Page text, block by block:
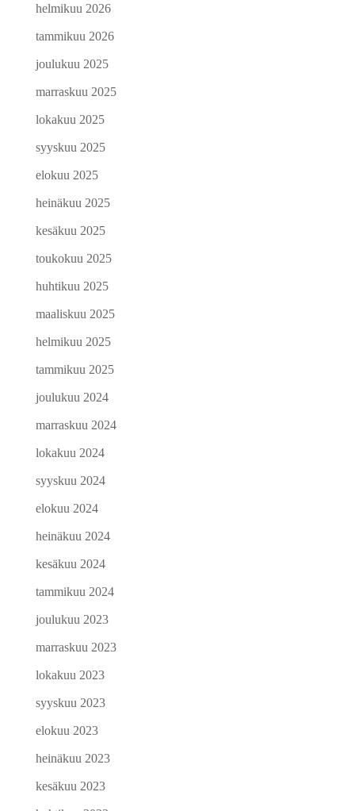
helmikuu 2026
tammikuu 2026
joulukuu 2025
marraskuu 2025
lokakuu 2025
syyskuu 2025
elokuu 2025
heinäkuu 2025
kesäkuu 2025
toukokuu 2025
huhtikuu 2025
maaliskuu 2025
helmikuu 2025
tammikuu 2025
joulukuu 2024
marraskuu 2024
lokakuu 2024
syyskuu 2024
elokuu 2024
heinäkuu 2024
kesäkuu 2024
tammikuu 2024
joulukuu 2023
marraskuu 2023
lokakuu 2023
syyskuu 2023
elokuu 2023
heinäkuu 2023
kesäkuu 2023